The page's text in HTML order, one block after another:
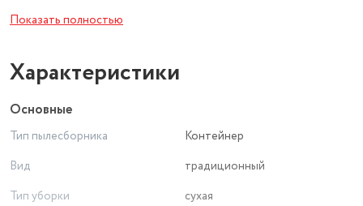
удобный пылесос с контейнером. Его легко снять и
очистить без контакта с мусором.
задерживает до 99.9% мелких частиц пыли и аллергенов,
возвращая в комнату чистый воздух.
ваш рост для комфортной уборки без нагрузки на спину.
Показать полностью
Характеристики
Основные
Тип пылесборника
Контейнер
Вид
традиционный
Тип уборки
сухая